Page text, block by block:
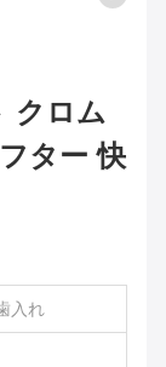
クロム
ター 快
入れ